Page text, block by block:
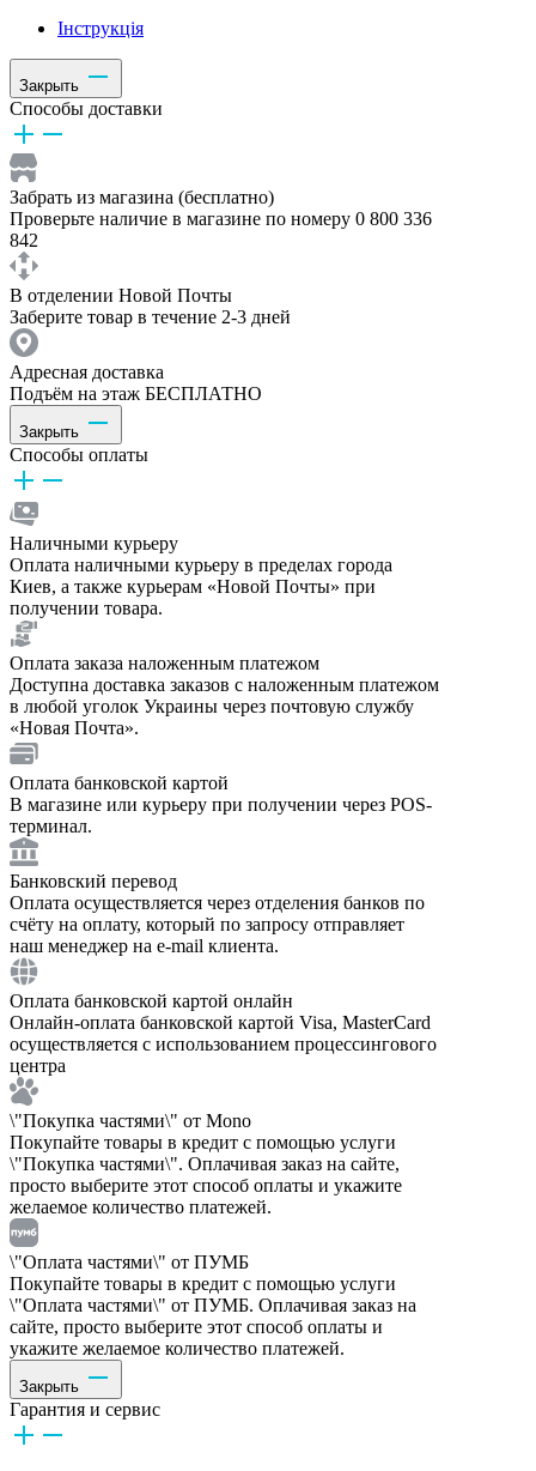
Інструкція
Закрыть
Способы доставки
Забрать из магазина (бесплатно)
Проверьте наличие в магазине по номеру 0 800 336
842
В отделении Новой Почты
Заберите товар в течение 2-3 дней
Адресная доставка
Подъём на этаж БЕСПЛАТНО
Закрыть
Способы оплаты
Наличными курьеру
Оплата наличными курьеру в пределах города
Киев, а также курьерам «Новой Почты» при
получении товара.
Оплата заказа наложенным платежом
Доступна доставка заказов с наложенным платежом
в любой уголок Украины через почтовую службу
«Новая Почта».
Оплата банковской картой
В магазине или курьеру при получении через POS-
терминал.
Банковский перевод
Оплата осуществляется через отделения банков по
счёту на оплату, который по запросу отправляет
наш менеджер на e-mail клиента.
Оплата банковской картой онлайн
Онлайн-оплата банковской картой Visa, MasterCard
осуществляется с использованием процессингового
центра
\"Покупка частями\" от Mono
Покупайте товары в кредит с помощью услуги
\"Покупка частями\". Оплачивая заказ на сайте,
просто выберите этот способ оплаты и укажите
желаемое количество платежей.
\"Оплата частями\" от ПУМБ
Покупайте товары в кредит с помощью услуги
\"Оплата частями\" от ПУМБ. Оплачивая заказ на
сайте, просто выберите этот способ оплаты и
укажите желаемое количество платежей.
Закрыть
Гарантия и сервис